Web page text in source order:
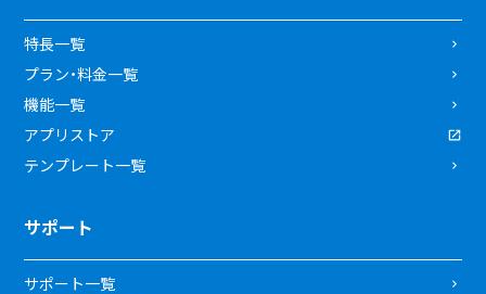
特長一覧
プラン・料金一覧
機能一覧
アプリストア
テンプレート一覧
サポート
サポート一覧